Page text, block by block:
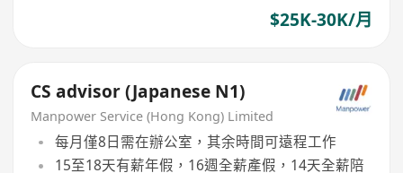
$25K-30K/月
CS advisor (Japanese N1)
Manpower Service (Hong Kong) Limited
每月僅8日需在辦公室，其余時間可遠程工作
15至18天有薪年假，16週全薪產假，14天全薪陪